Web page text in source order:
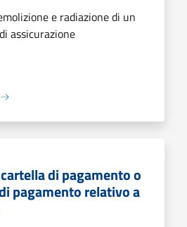
e radiazione di un
assicurazione
di pagamento o
pagamento relativo a